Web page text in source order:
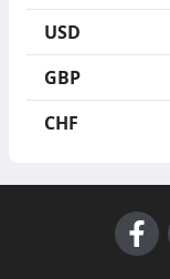
USD
GBP
CHF